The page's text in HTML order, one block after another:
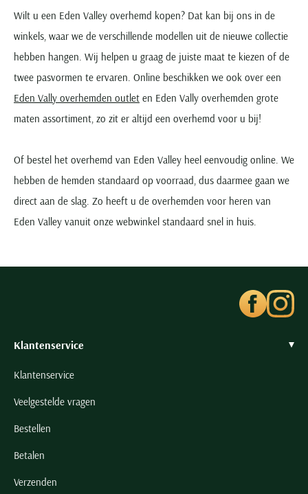
Wilt u een Eden Valley overhemd kopen? Dat kan bij ons in de
winkels, waar we de verschillende modellen uit de nieuwe collectie
hebben hangen. Wij helpen u graag de juiste maat te kiezen of de
twee pasvormen te ervaren. Online beschikken we ook over een
Eden Vally overhemden outlet en Eden Vally overhemden grote
maten assortiment, zo zit er altijd een overhemd voor u bij!
Of bestel het overhemd van Eden Valley heel eenvoudig online. We
hebben de hemden standaard op voorraad, dus daarmee gaan we
direct aan de slag. Zo heeft u de overhemden voor heren van
Eden Valley vanuit onze webwinkel standaard snel in huis.
Klantenservice
Klantenservice
Veelgestelde vragen
Bestellen
Betalen
Verzenden